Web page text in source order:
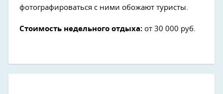
фотографироваться с ними обожают туристы.
Стоимость недельного отдыха: от 30 000 руб.